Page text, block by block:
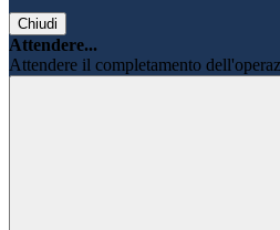
Chiudi
Attendere...
Attendere il completamento